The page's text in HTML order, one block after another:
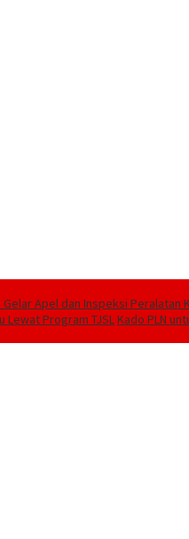
Gelar Apel dan Inspeksi Peralatan
Lewat Program TJSLKado PLN